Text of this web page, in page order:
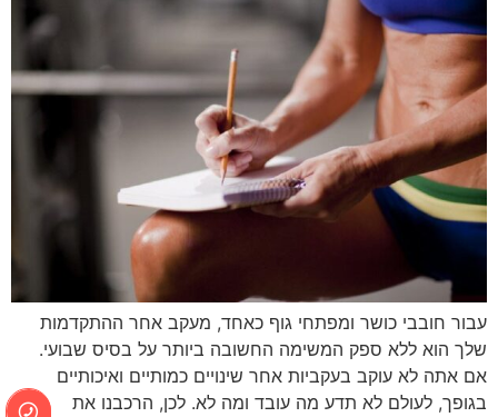
עבור חובבי כושר ומפתחי גוף כאחד, מעקב אחר ההתקדמות
שלך הוא ללא ספק המשימה החשובה ביותר על בסיס שבועי.
אם אתה לא עוקב בעקביות אחר שינויים כמותיים ואיכותיים
בגופך, לעולם לא תדע מה עובד ומה לא. לכן, הרכבנו את